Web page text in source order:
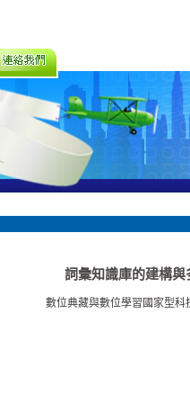
詞彙知識庫的建構與
數位典藏與數位學習國家型科